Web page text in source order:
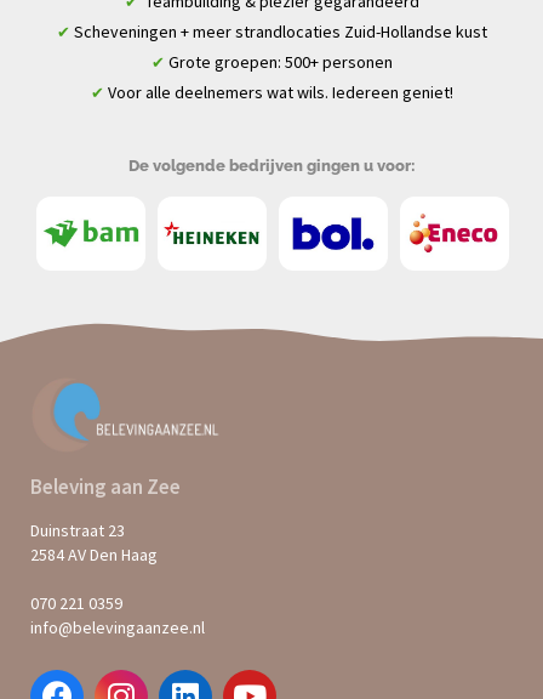
✔ Scheveningen + meer strandlocaties Zuid-Hollandse kust
✔ Grote groepen: 500+ personen
✔ Voor alle deelnemers wat wils. Iedereen geniet!
De volgende bedrijven gingen u voor:
Beleving aan Zee
Duinstraat 23
2584 AV Den Haag
070 221 0359
info@belevingaanzee.nl